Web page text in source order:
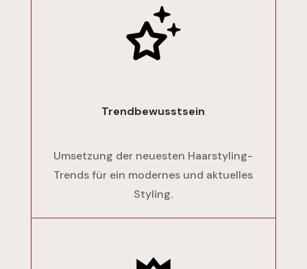
Trendbewusstsein
Umsetzung der neuesten Haarstyling-
Trends für ein modernes und aktuelles
Styling.